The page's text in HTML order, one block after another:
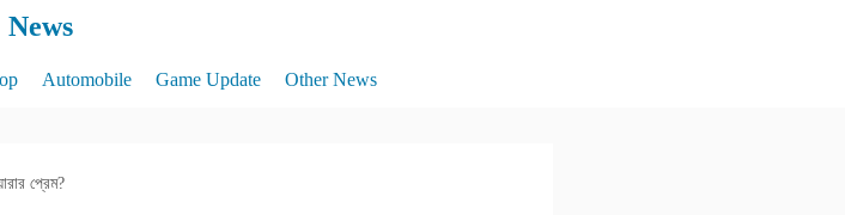
News
Automobile Game Update Other News
প্রেম?